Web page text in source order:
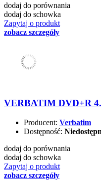
dodaj do porównania
dodaj do schowka
Zapytaj o produkt
zobacz szczegóły
VERBATIM DVD+R
Producent: Verbatim
Dostępność:
dodaj do porównania
dodaj do schowka
Zapytaj o produkt
zobacz szczegóły